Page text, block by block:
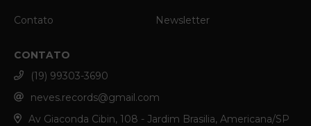
Contato Newsletter
CONTATO
(19) 99303-3690
neves.records@gmail.com
Av Giaconda Cibin, 108 - Jardim Brasilia, Americana/SP